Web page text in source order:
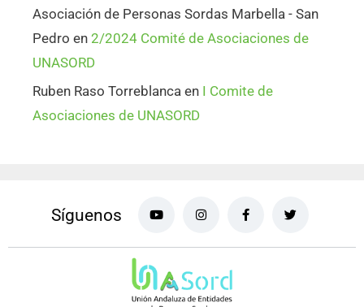
Asociación de Personas Sordas Marbella - San
Pedro en 2/2024 Comité de Asociaciones de
UNASORD
Ruben Raso Torreblanca en I Comite de
Asociaciones de UNASORD
Síguenos